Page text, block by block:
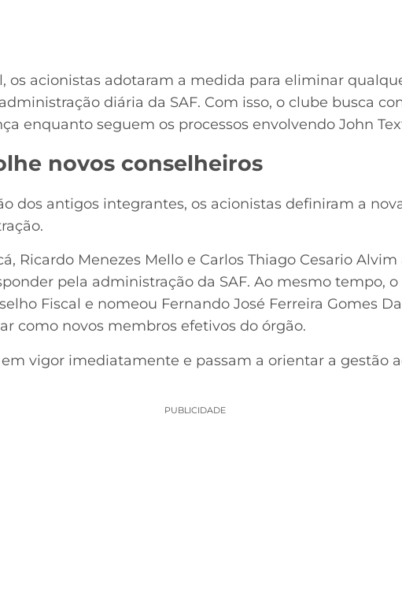
os acionistas adotaram a medida para eliminar
diária da SAF. Com isso, o clube busca
enquanto seguem os processos envolvendo John
novos conselheiros
dos antigos integrantes, os acionistas definiram a
Ricardo Menezes Mello e Carlos Thiago Cesario
pela administração da SAF. Ao mesmo tempo,
Fiscal e nomeou Fernando José Ferreira Gomes
como novos membros efetivos do órgão.
vigor imediatamente e passam a orientar a gestão
PUBLICIDADE